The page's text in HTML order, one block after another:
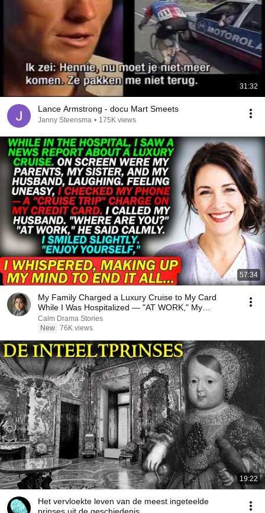
31:32
Lance Armstrong - docu Mart Smeets
Janny Steensma • 175K views
57:34
My Family Charged a Luxury Cruise to My Card
While I Was Hospitalized — "AT WORK," My
Husband Said..
Calm Drama Stories
New 76K views
19:22
Het vervloekte leven van de meest ingeteelde